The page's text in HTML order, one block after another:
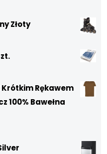
Złoty
Krótkim Rękawem
100% Bawełna